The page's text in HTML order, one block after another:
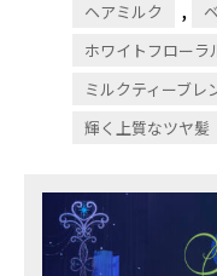
ヘアミルク ,
ホワイトフローラ
ミルクティーブレ
輝く上質なツヤ髪